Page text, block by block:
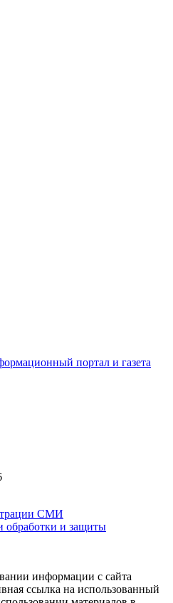
СМИ
обработки и защиты
информации с сайта
ссылка на использованный